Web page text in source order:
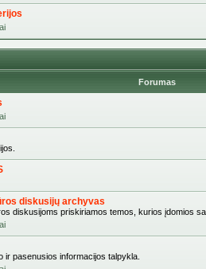
Forumas
diskusijų archyvas
diskusijoms priskiriamos temos, kurios įdomios
ir pasenusios informacijos talpykla.